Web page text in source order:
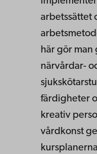
arbetssättet
här gör man
närvårdar-
färdigheter
kreativ
vårdkonst